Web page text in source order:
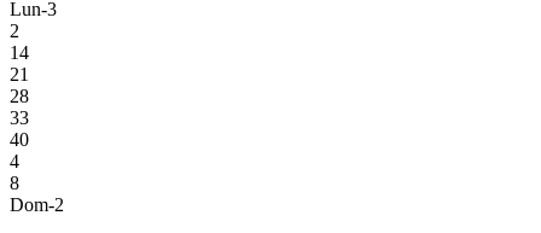
Lun-3
2
14
21
28
33
40
4
8
Dom-2